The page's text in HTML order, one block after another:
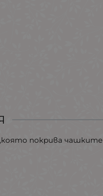
покрива чашките